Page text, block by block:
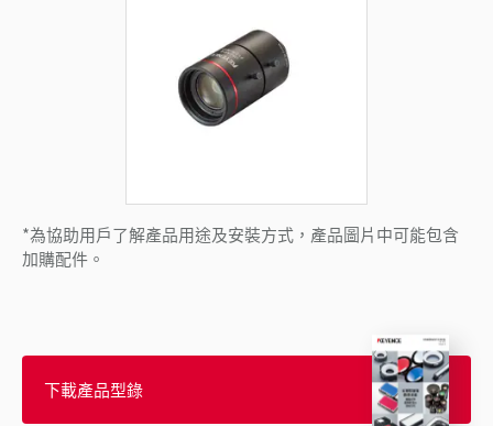
*為協助用戶了解產品用途及安裝方式，產品圖片中可能包含
加購配件。
下載產品型錄